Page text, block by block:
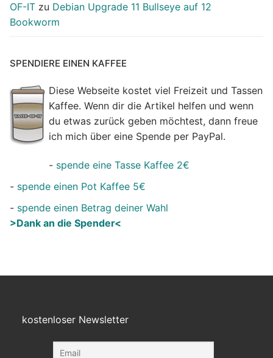
OF-IT zu Debian Upgrade 11 Bullseye auf 12
Bookworm
SPENDIERE EINEN KAFFEE
Diese Webseite kostet viel Freizeit und Tassen
Kaffee. Wenn dir die Artikel helfen und wenn
du etwas zurück geben möchtest, dann freue
ich mich über eine Spende per PayPal.
- spende eine Tasse Kaffee 2€
- spende einen Pot Kaffee 5€
- spende einen Betrag deiner Wahl
>Dank an die Spender<
kostenloser Newsletter